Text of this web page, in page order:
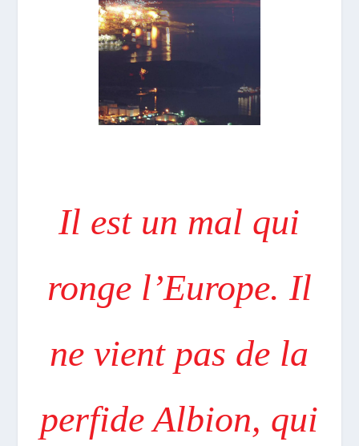
Il est un mal qui
ronge l’Europe. Il
ne vient pas de la
perfide Albion, qui